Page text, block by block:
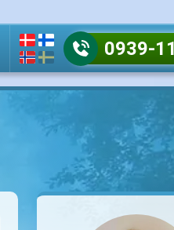
0939-